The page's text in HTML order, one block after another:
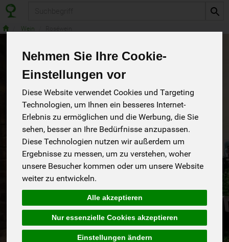
Nehmen Sie Ihre Cookie-
Einstellungen vor
Diese Website verwendet Cookies und Targeting
Technologien, um Ihnen ein besseres Internet-
Erlebnis zu ermöglichen und die Werbung, die Sie
sehen, besser an Ihre Bedürfnisse anzupassen.
Diese Technologien nutzen wir außerdem um
Ergebnisse zu messen, um zu verstehen, woher
unsere Besucher kommen oder um unsere Website
weiter zu entwickeln.
Alle akzeptieren
Nur essenzielle Cookies akzeptieren
Einstellungen ändern
Wein
12° de la Tierra de Castilla
Fruchtig, frisch , süffig.
Spanien
EG-Bio VO
5,99 € *
(7,98 € / 1 l)